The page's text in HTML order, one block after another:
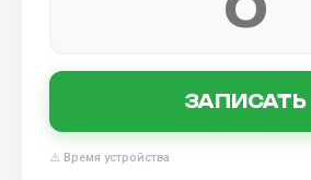
ЗАПИСАТЬ
⚠️ Время устройства